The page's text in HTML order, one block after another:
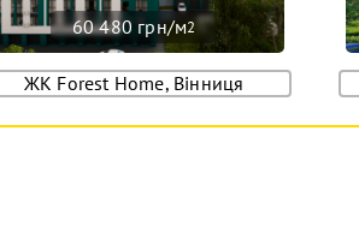
60 480 грн/м2
ЖК Forest Home, Вінниця